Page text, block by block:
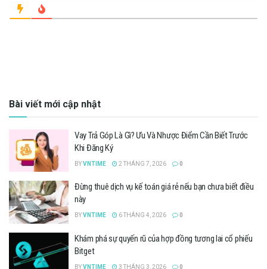
Bài viết mới cập nhật
Vay Trả Góp Là Gì? Ưu Và Nhược Điểm Cần Biết Trước
Khi Đăng Ký
BYVNTIME 2 THÁNG 7, 2026 0
Đừng thuê dịch vụ kế toán giá rẻ nếu bạn chưa biết điều
này
BYVNTIME 6 THÁNG 4, 2026 0
Khám phá sự quyến rũ của hợp đồng tương lai cổ phiếu
Bitget
BYVNTIME 3 THÁNG 3, 2026 0